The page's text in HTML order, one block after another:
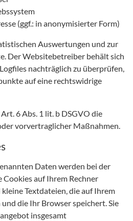
(ggf.: in anonymisierter Form)
Auswertungen und zur
Der Websitebetreiber behält sich
nachträglich zu überprüfen,
auf eine rechtswidrige
6 Abs. 1 lit. b DSGVO die
vorvertraglicher Maßnahmen.
Daten werden bei der
auf Ihrem Rechner
Textdateien, die auf Ihrem
die Ihr Browser speichert. Sie
insgesamt